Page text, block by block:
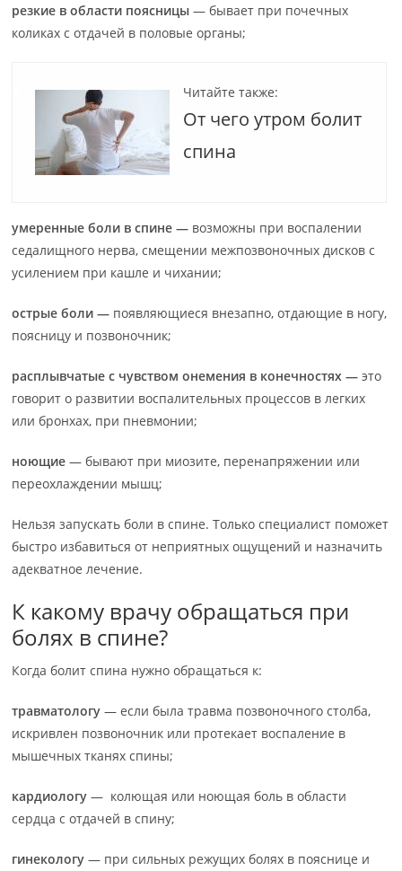
резкие в области поясницы — бывает при почечных
коликах с отдачей в половые органы;
Читайте также:
От чего утром болит
спина
умеренные боли в спине — возможны при воспалении
седалищного нерва, смещении межпозвоночных дисков с
усилением при кашле и чихании;
острые боли — появляющиеся внезапно, отдающие в ногу,
поясницу и позвоночник;
расплывчатые с чувством онемения в конечностях — это
говорит о развитии воспалительных процессов в легких
или бронхах, при пневмонии;
ноющие — бывают при миозите, перенапряжении или
переохлаждении мышц;
Нельзя запускать боли в спине. Только специалист поможет
быстро избавиться от неприятных ощущений и назначить
адекватное лечение.
К какому врачу обращаться при
болях в спине?
Когда болит спина нужно обращаться к:
травматологу — если была травма позвоночного столба,
искривлен позвоночник или протекает воспаление в
мышечных тканях спины;
кардиологу — колющая или ноющая боль в области
сердца с отдачей в спину;
гинекологу — при сильных режущих болях в пояснице и